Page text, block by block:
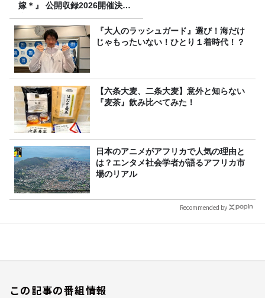
嫁＊』 公開収録2026開催決
定！
『大人のラッシュガード』選び！海だけ
じゃもったいない！ひとり１着時代！？
【六条大麦、二条大麦】意外と知らない
『麦茶』飲み比べてみた！
日本のアニメがアフリカで人気の理由と
は？エンタメ社会学者が語るアフリカ市
場のリアル
Recommended by
この記事の番組情報